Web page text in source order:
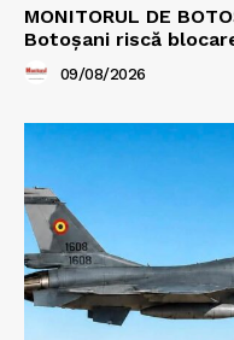
MONITORUL DE
Botoșani riscă
09/08/2026